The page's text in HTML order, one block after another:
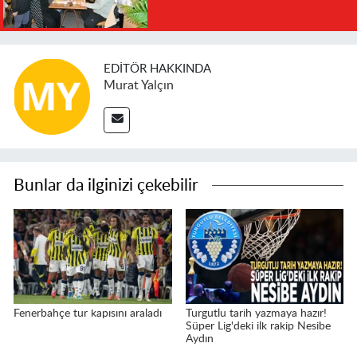
EDITÖR HAKKINDA
Murat Yalçın
Bunlar da ilginizi çekebilir
Fenerbahçe tur kapısını araladı
Turgutlu tarih yazmaya hazır!
Süper Lig'deki ilk rakip Nesibe
Aydın